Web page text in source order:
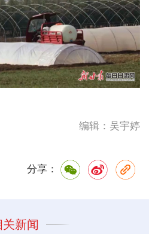
编辑：吴宇婷
分享：
关新闻